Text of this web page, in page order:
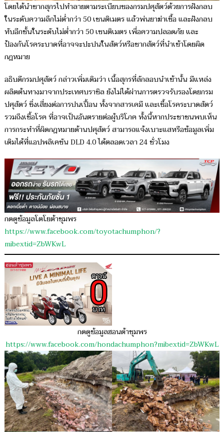
โดยได้นำซากสุกรไปทำลายตามระเบียบของกรมปศุสัตว์ด้วยการฝังกลบ
ในระดับความลึกไม่ต่ำกว่า 50 เซนติเมตร แล้วพ่นยาฆ่าเชื้อ และฝังกลบ
ทับอีกชั้นในระดับไม่ต่ำกว่า 50 เซนติเมตร เพื่อความปลอดภัย และ
ป้องกันโรคระบาดที่อาจจะปะปนในสัตว์หรือซากสัตว์ที่นำเข้าโดยผิด
กฎหมาย
อธิบดีกรมปศุสัตว์ กล่าวเพิ่มเติมว่า เนื้อสุกรที่ลักลอบนำเข้านั้น มีแหล่ง
ผลิตต้นทางมาจากประเทศบราซิล ยังไม่ได้ผ่านการตรวจรับรองโดยกรม
ปศุสัตว์ ซึ่งเสี่ยงต่อการปนเปื้อน ทั้งจากสารเคมี และเชื้อโรคระบาดสัตว์
รวมถึงเชื้อโรค ที่อาจเป็นอันตรายต่อผู้บริโภค ทั้งนี้หากประชาชนพบเห็น
การกระทำที่ผิดกฎหมายด้านปศุสัตว์ สามารถแจ้งเบาะแสหรือข้อมูลเพิ่ม
เติมได้ที่แอปพลิเคชัน DLD 4.0 ได้ตลอดเวลา 24 ชั่วโมง
กดดูข้อมูลโตโยต้าชุมพร
https://www.facebook.com/toyotachumphon/?
mibextid=ZbWKwL
กดดูข้อมูลฮอนด้าชุมพร
https://www.facebook.com/hondachumphon?mibextid=ZbWKwL